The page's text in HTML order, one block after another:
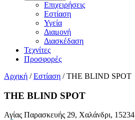
Επιχειρήσεις
Εστίαση
Υγεία
Διαμονή
Διασκέδαση
Τεχνίτες
Προσφορές
Αρχική / Εστίαση / THE BLIND SPOT
THE BLIND SPOT
Αγίας Παρασκευής 29, Χαλάνδρι, 15234